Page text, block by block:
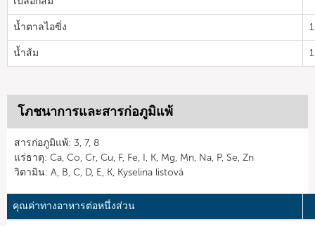
น้ำตาลไอฃิ่ง
น้ำส้ม
โภชนาการและสารก่อภูมิแพ้
สารก่อภูมิแพ้: 3, 7, 8
แร่ธาตุ: Ca, Co, Cr, Cu, F, Fe, I, K, Mg, Mn, Na, P, Se, Zn
วิตามิน: A, B, C, D, E, K, Kyselina listová
คุณค่าทางอาหารต่อหนึ่งส่วน